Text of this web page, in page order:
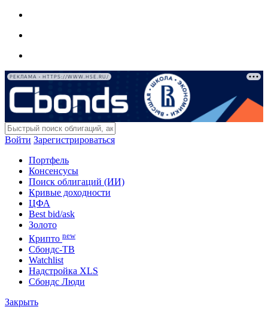
РЕКЛАМА • HTTPS://WWW.HSE.RU/
Войти Зарегистрироваться
Портфель
Консенсусы
Поиск облигаций (ИИ)
Кривые доходности
ЦФА
Best bid/ask
Золото
Крипто new
Сбондс-ТВ
Watchlist
Надстройка XLS
Сбондс Люди
Закрыть